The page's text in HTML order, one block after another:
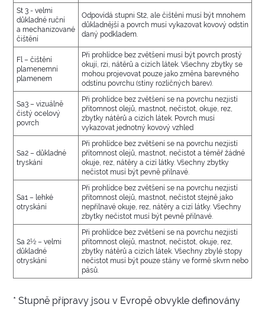
St 3 - velmi
důkladné ruční
a mechanizované
čištění
Odpovídá stupni St2, ale čištění musí být mnohem
důkladnější a povrch musí vykazovat kovový odstín
daný podkladem.
Fl – čištění
plamenemní
plamenem
Při prohlídce bez zvětšení musí být povrch prostý
okují, rzi, nátěrů a cizích látek. Všechny zbytky se
mohou projevovat pouze jako změna barevného
odstínu povrchu (stíny rozličných barev).
Sa3 – vizuálně
čistý ocelový
povrch
Při prohlídce bez zvětšení se na povrchu nezjistí
přítomnost olejů, mastnot, nečistot, okuje, rez,
zbytky nátěrů a cizích látek. Povrch musí
vykazovat jednotný kovový vzhled
Sa2 – důkladné
tryskání
Při prohlídce bez zvětšení se na povrchu nezjistí
přítomnost olejů, mastnot, nečistot a téměř žádné
okuje, rez, nátěry a cizí látky. Všechny zbytky
nečistot musí být pevně přilnavé.
Sa1 – lehké
otryskání
Při prohlídce bez zvětšení se na povrchu nezjistí
přítomnost olejů, mastnot, nečistot stejně jako
nepřilnavé okuje, rez, nátěry a cizí látky. Všechny
zbytky nečistot musí být pevně přilnavé.
Sa 2½ – velmi
důkladné
otryskání
Při prohlídce bez zvětšení se na povrchu nezjistí
přítomnost olejů, mastnot, nečistot, okuje, rez,
zbytky nátěrů a cizích látek. Všechny zbylé stopy
nečistot musí být pouze stány ve formě skvrn nebo
pásů.
* Stupně přípravy jsou v Evropě obvykle definovány